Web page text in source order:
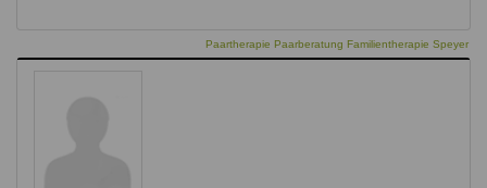
Paartherapie Paarberatung Familientherapie Speyer